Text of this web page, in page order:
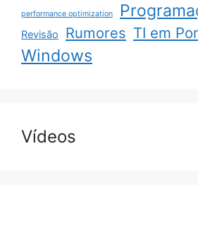
performance optimization
Revisão
Rumores TI em
Windows
Vídeos